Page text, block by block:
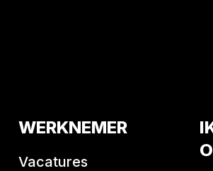
WERKNEMER
Vacatures